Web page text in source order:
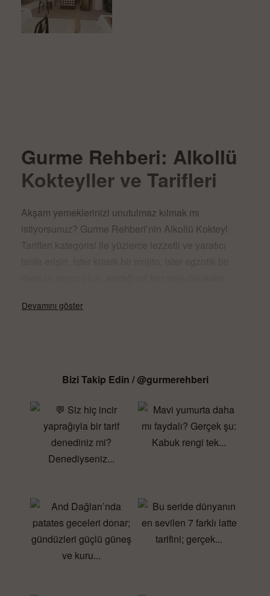
Gurme Rehberi: Alkollü
Kokteyller ve Tarifleri
Akşam yemeklerinizi unutulmaz kılmak mı
istiyorsunuz? Gurme Rehberi’nin Alkollü Kokteyl
Tarifleri kategorisi ile yüzlerce lezzetli ve yaratıcı
çıkmanın yolları!
Tarifler
Gurme Rehberi’nde aradığınız kokteyl tarifini
saniyeler içinde bulun! Kullanıcı dostu arama çubuğu
ve filtreleme seçenekleri ile alkol türüne, mevsime
veya malzemeye göre tarifleri kolayca filtreleyin. Her
hale geliyor.
Profesyonel Dokunuşlar
Bizi Takip Edin / @gurmerehberi